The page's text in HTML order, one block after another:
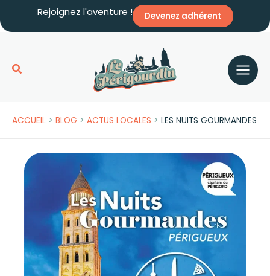
au
Rejoignez l'aventure ! Devenez adhérent
Rechercher
ACCUEIL > BLOG > ACTUS LOCALES > LES NUITS GOURMANDES